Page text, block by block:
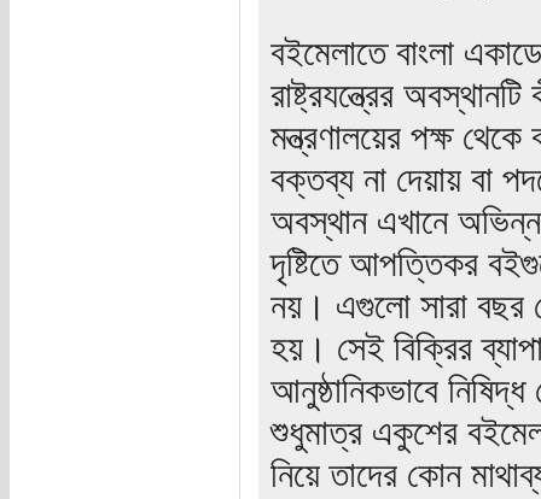
বইমেলাতে বাংলা
রাষ্ট্রযন্ত্রের
মন্ত্রণালয়ের পক্ষ
বক্তব্য না দেয়ায় বা
অবস্থান এখানে
দৃষ্টিতে আপত্তিকর
নয়। এগুলো সারা বছর
হয়। সেই বিক্রির
আনুষ্ঠানিকভাবে
শুধুমাত্র একুশের
নিয়ে তাদের কোন